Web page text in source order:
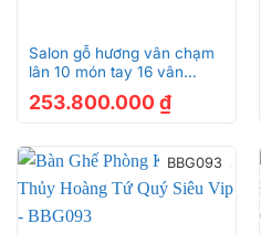
Salon gỗ hương vân chạm
lân 10 món tay 16 vân
253.800.000 ₫
BBG093